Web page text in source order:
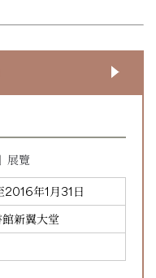
展覽
年1月31日
新翼大堂